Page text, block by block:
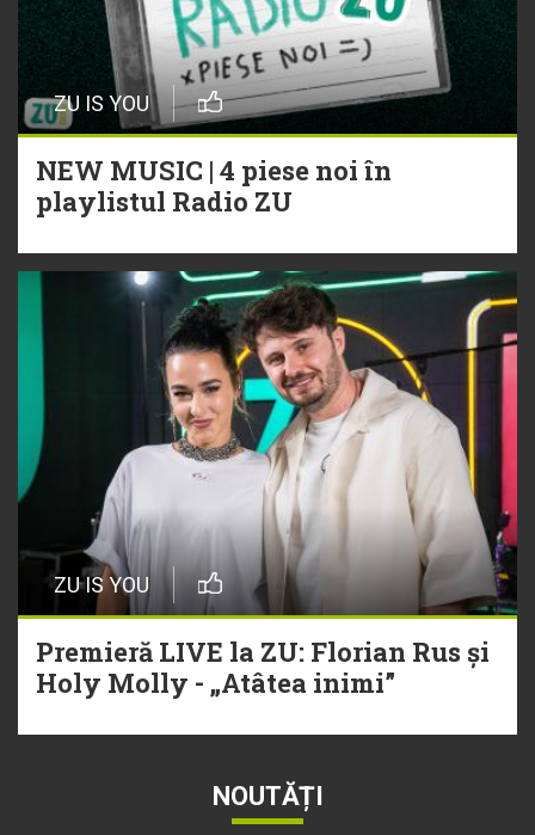
ZU IS YOU
NEW MUSIC | 4 piese noi în
playlistul Radio ZU
ZU IS YOU
Premieră LIVE la ZU: Florian Rus și
Holy Molly - „Atâtea inimi”
NOUTĂȚI